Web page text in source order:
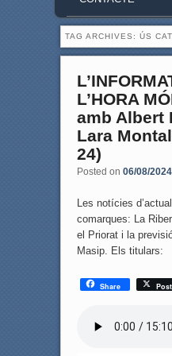
TAG ARCHIVES: ÚS
L’HORA
amb Albert
Lara
24)
Posted on 06/08/2024
Les notícies
comarques: La
el Priorat i la
Masip. Els titulars:
Share Post